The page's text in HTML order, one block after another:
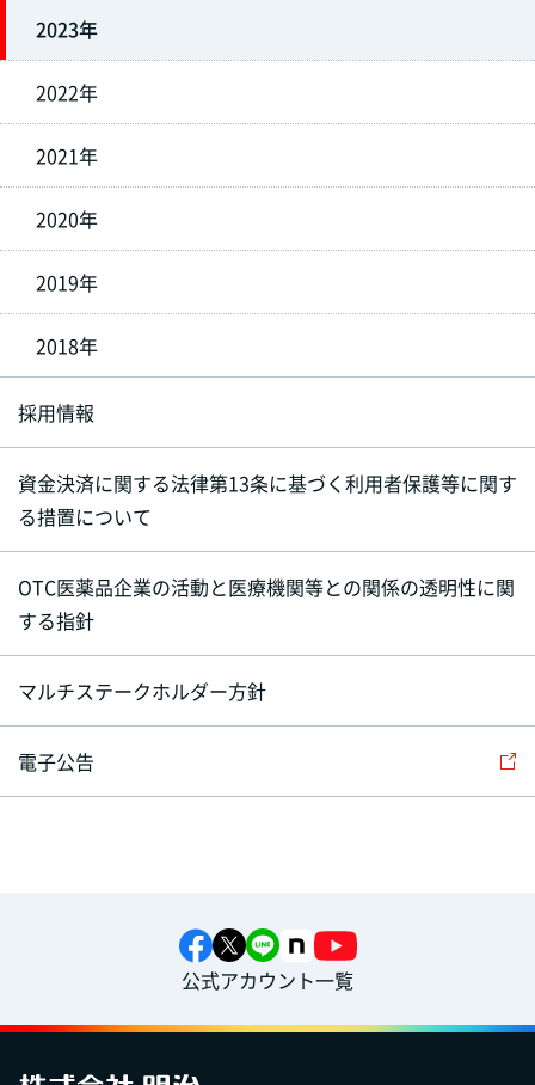
2023年
2022年
2021年
2020年
2019年
2018年
採用情報
資金決済に関する法律第13条に基づく利用者保護等に関す
る措置について
OTC医薬品企業の活動と医療機関等との関係の透明性に関
する指針
マルチステークホルダー方針
電子公告
公式アカウント一覧